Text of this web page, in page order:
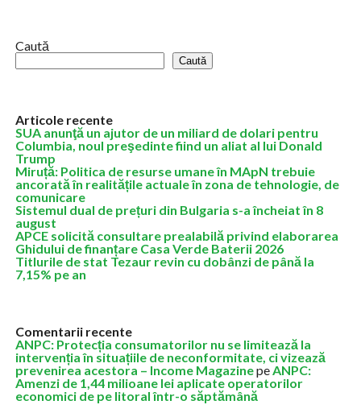
Caută
Caută
Articole recente
SUA anunţă un ajutor de un miliard de dolari pentru
Columbia, noul preşedinte fiind un aliat al lui Donald
Trump
Miruță: Politica de resurse umane în MApN trebuie
ancorată în realitățile actuale în zona de tehnologie, de
comunicare
Sistemul dual de prețuri din Bulgaria s-a încheiat în 8
august
APCE solicită consultare prealabilă privind elaborarea
Ghidului de finanțare Casa Verde Baterii 2026
Titlurile de stat Tezaur revin cu dobânzi de până la
7,15% pe an
Comentarii recente
ANPC: Protecția consumatorilor nu se limitează la
intervenția în situațiile de neconformitate, ci vizează
prevenirea acestora – Income MagazinepeANPC:
Amenzi de 1,44 milioane lei aplicate operatorilor
economici de pe litoral într-o săptămână